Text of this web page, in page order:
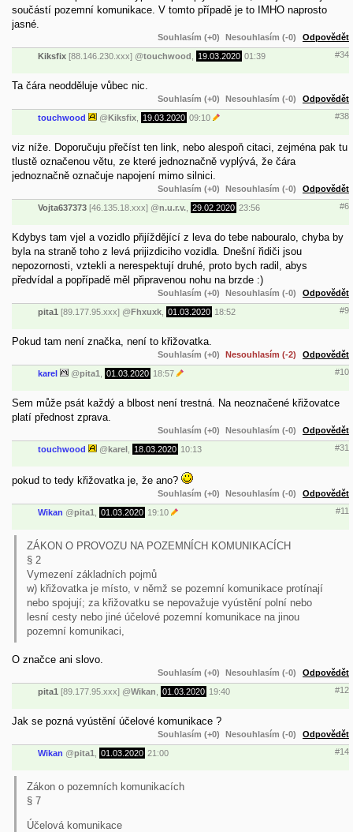
součástí pozemní komunikace. V tomto případě je to IMHO naprosto
jasné.
Souhlasím (+0) Nesouhlasím (-0) Odpovědět
Kiksfix [88.146.230.xxx] @touchwood 19.03.2020 01:39 #34
Ta čára neodděluje vůbec nic.
Souhlasím (+0) Nesouhlasím (-0) Odpovědět
touchwood @Kiksfix 19.03.2020 09:10 #38
viz níže. Doporučuju přečíst ten link, nebo alespoň citaci, zejména pak tu
tlustě označenou větu, ze které jednoznačně vyplývá, že čára
jednoznačně označuje napojení mimo silnici.
Souhlasím (+0) Nesouhlasím (-0) Odpovědět
Vojta637373 [46.135.18.xxx] @n.u.r.v. 29.02.2020 23:56 #6
Kdybys tam vjel a vozidlo přijíždějící z leva do tebe nabouralo, chyba by
byla na straně toho z levá prijizdiciho vozidla. Dnešní řidiči jsou
nepozornosti, vztekli a nerespektují druhé, proto bych radil, abys
předvídal a popřípadě měl připravenou nohu na brzde :)
Souhlasím (+0) Nesouhlasím (-0) Odpovědět
pita1 [89.177.95.xxx] @Fhxuxk 01.03.2020 18:52 #9
Pokud tam není značka, není to křižovatka.
Souhlasím (+0) Nesouhlasím (-2) Odpovědět
karel @pita1 01.03.2020 18:57 #10
Sem může psát každý a blbost není trestná. Na neoznačené křižovatce
platí přednost zprava.
Souhlasím (+0) Nesouhlasím (-0) Odpovědět
touchwood @karel 18.03.2020 10:13 #31
pokud to tedy křižovatka je, že ano?
Souhlasím (+0) Nesouhlasím (-0) Odpovědět
Wikan @pita1 01.03.2020 19:10 #11
ZÁKON O PROVOZU NA POZEMNÍCH KOMUNIKACÍCH
§ 2
Vymezení základních pojmů
w) křižovatka je místo, v němž se pozemní komunikace protínají
nebo spojují; za křižovatku se nepovažuje vyústění polní nebo
lesní cesty nebo jiné účelové pozemní komunikace na jinou
pozemní komunikaci,
O značce ani slovo.
Souhlasím (+0) Nesouhlasím (-0) Odpovědět
pita1 [89.177.95.xxx] @Wikan 01.03.2020 19:40 #12
Jak se pozná vyústění účelové komunikace ?
Souhlasím (+0) Nesouhlasím (-0) Odpovědět
Wikan @pita1 01.03.2020 21:00 #14
Zákon o pozemních komunikacích
§ 7
Účelová komunikace